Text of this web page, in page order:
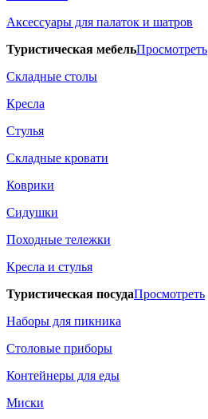
Аксессуары для палаток и шатров
Туристическая мебельПросмотреть
Складные столы
Кресла
Стулья
Складные кровати
Коврики
Сидушки
Походные тележки
Кресла и стулья
Туристическая посудаПросмотреть
Наборы для пикника
Столовые приборы
Контейнеры для еды
Миски